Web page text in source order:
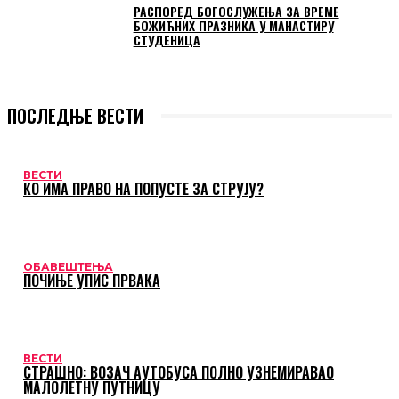
РАСПОРЕД БОГОСЛУЖЕЊА ЗА ВРЕМЕ
БОЖИЋНИХ ПРАЗНИКА У МАНАСТИРУ
СТУДЕНИЦА
ПОСЛЕДЊЕ ВЕСТИ
ВЕСТИ
КО ИМА ПРАВО НА ПОПУСТЕ ЗА СТРУЈУ?
ОБАВЕШТЕЊА
ПОЧИЊЕ УПИС ПРВАКА
ВЕСТИ
СТРАШНО: ВОЗАЧ АУТОБУСА ПОЛНО УЗНЕМИРАВАО
МАЛОЛЕТНУ ПУТНИЦУ